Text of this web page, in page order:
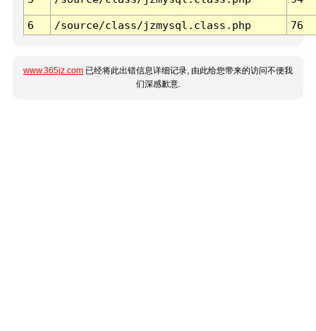
6 /source/class/jzmysql.class.php 76
www.365jz.com 已经将此出错信息详细记录, 由此给您带来的访问不便我
们深感歉意.